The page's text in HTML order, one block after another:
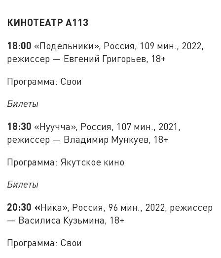
КИНОТЕАТР A113
18:00 «Подельники», Россия, 109 мин., 2022,
режиссер — Евгений Григорьев, 18+
Программа: Свои
Билеты
18:30 «Нуучча», Россия, 107 мин., 2021,
режиссер — Владимир Мункуев, 18+
Программа: Якутское кино
Билеты
20:30 «Ника», Россия, 96 мин., 2022, режиссер
— Василиса Кузьмина, 18+
Программа: Свои